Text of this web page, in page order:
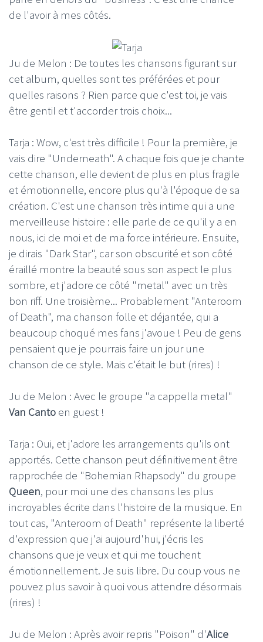
de l'avoir à mes côtés.
Ju de Melon : De toutes les chansons figurant sur
cet album, quelles sont tes préférées et pour
quelles raisons ? Rien parce que c'est toi, je vais
être gentil et t'accorder trois choix...
Tarja : Wow, c'est très difficile ! Pour la première, je
vais dire "Underneath". A chaque fois que je chante
cette chanson, elle devient de plus en plus fragile
et émotionnelle, encore plus qu'à l'époque de sa
création. C'est une chanson très intime qui a une
merveilleuse histoire : elle parle de ce qu'il y a en
nous, ici de moi et de ma force intérieure. Ensuite,
je dirais "Dark Star", car son obscurité et son côté
éraillé montre la beauté sous son aspect le plus
sombre, et j'adore ce côté "metal" avec un très
bon riff. Une troisième... Probablement "Anteroom
of Death", ma chanson folle et déjantée, qui a
beaucoup choqué mes fans j'avoue ! Peu de gens
pensaient que je pourrais faire un jour une
chanson de ce style. Mais c'était le but (rires) !
Ju de Melon : Avec le groupe "a cappella metal"
Van Canto en guest !
Tarja : Oui, et j'adore les arrangements qu'ils ont
apportés. Cette chanson peut définitivement être
rapprochée de "Bohemian Rhapsody" du groupe
Queen, pour moi une des chansons les plus
incroyables écrite dans l'histoire de la musique. En
tout cas, "Anteroom of Death" représente la liberté
d'expression que j'ai aujourd'hui, j'écris les
chansons que je veux et qui me touchent
émotionnellement. Je suis libre. Du coup vous ne
pouvez plus savoir à quoi vous attendre désormais
(rires) !
Ju de Melon : Après avoir repris "Poison" d'Alice